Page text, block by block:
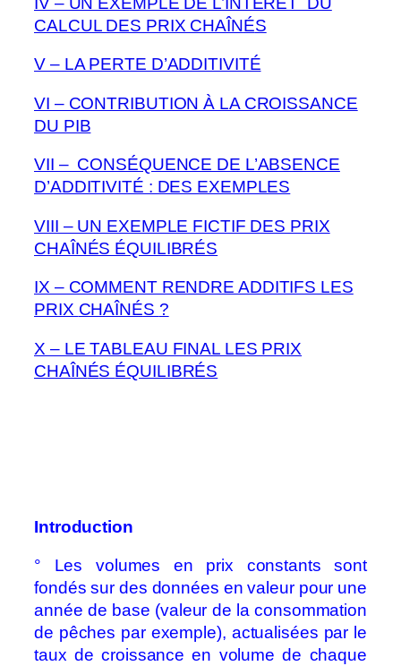
CALCUL DES PRIX CHAÎNÉS
V – LA PERTE D’ADDITIVITÉ
VI – CONTRIBUTION À LA CROISSANCE
DU PIB
VII – CONSÉQUENCE DE L’ABSENCE
D’ADDITIVITÉ : DES EXEMPLES
VIII – UN EXEMPLE FICTIF DES PRIX
CHAÎNÉS ÉQUILIBRÉS
IX – COMMENT RENDRE ADDITIFS LES
PRIX CHAÎNÉS ?
X – LE TABLEAU FINAL LES PRIX
CHAÎNÉS ÉQUILIBRÉS
Introduction
° Les volumes en prix constants sont
fondés sur des données en valeur pour une
année de base (valeur de la consommation
de pêches par exemple), actualisées par le
taux de croissance en volume de chaque